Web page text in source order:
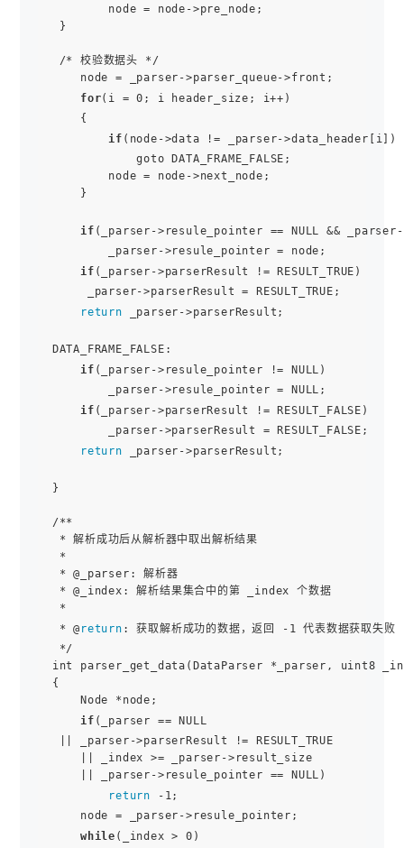
node = node->pre_node;
}
/* 校验数据头 */
node = _parser->parser_queue->front;
for(i = 0; i header_size; i++)
{
if (node->data != _parser->data_header[i])
goto DATA_FRAME_FALSE;
node = node->next_node;
}
if (_parser->resule_pointer == NULL &&
_parser->resule_pointer = node;
if (_parser->parserResult != RESULT_TRUE)
_parser->parserResult = RESULT_TRUE;
return _parser->parserResult;
DATA_FRAME_FALSE:
if (_parser->resule_pointer != NULL)
_parser->resule_pointer = NULL;
if (_parser->parserResult != RESULT_FALSE)
_parser->parserResult = RESULT_FALSE;
return _parser->parserResult;
}
/**
* 解析成功后从解析器中取出解析结果
*
* @_parser: 解析器
* @_index: 解析结果集合中的第 _index 个数据
*
* @ return : 获取解析成功的数据，返回 -1 代表数据获取失败
*/
int parser_get_data(DataParser *_parser, uint8
{
Node *node;
if (_parser == NULL
|| _parser->parserResult != RESULT_TRUE
|| _index >= _parser->result_size
|| _parser->resule_pointer == NULL)
return -1;
node = _parser->resule_pointer;
while (_index > 0)